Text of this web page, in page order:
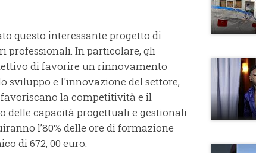
questo interessante progetto di
professionali. In particolare, gli
di favorire un rinnovamento
sviluppo e l'innovazione del settore,
la competitività e il
capacità progettuali e gestionali
l’80% delle ore di formazione
di 672, 00 euro.